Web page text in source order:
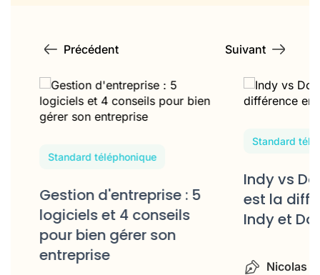
Précédent Suivant
Standard téléphonique
Gestion d'entreprise : 5
logiciels et 4 conseils
pour bien gérer son
entreprise
Standard
Indy vs
est la
Indy et
Nicolas